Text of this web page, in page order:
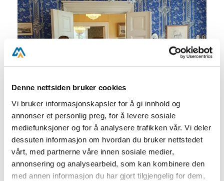
Denne nettsiden bruker cookies
Vi bruker informasjonskapsler for å gi innhold og
annonser et personlig preg, for å levere sosiale
mediefunksjoner og for å analysere trafikken vår. Vi deler
dessuten informasjon om hvordan du bruker nettstedet
vårt, med partnerne våre innen sosiale medier,
annonsering og analysearbeid, som kan kombinere den
med annen informasjon du har gjort tilgjengelig for dem,